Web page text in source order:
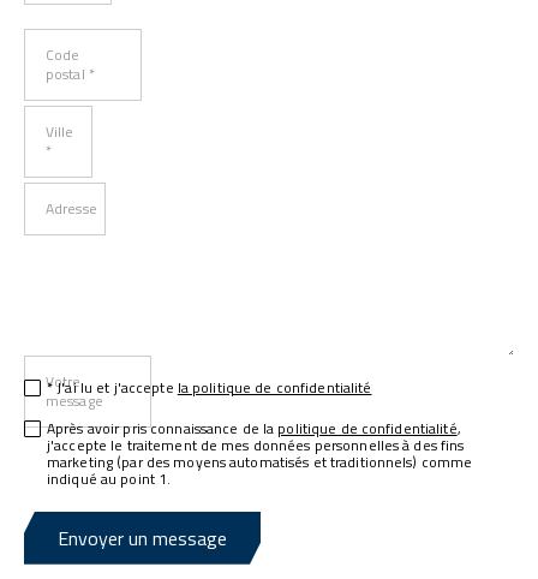
Code
postal *
Ville
*
Adresse
Votre
message
* J'ai lu et j'accepte la politique de confidentialité
Après avoir pris connaissance de la politique de confidentialité,
j'accepte le traitement de mes données personnelles à des fins
marketing (par des moyens automatisés et traditionnels) comme
indiqué au point 1.
Envoyer un message